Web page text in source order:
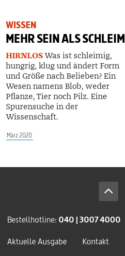
WISSEN
MEHR SEIN ALS SCHLEIM
HIRNLOSWas ist schleimig,
hungrig, klug und ändert Form
und Größe nach Belieben? Ein
Wesen namens Blob, weder
Pflanze, Tier noch Pilz. Eine
Spurensuche in der
Wissenschaft.
März 2020
Bestellhotline: 040 | 3007 4000
Aktuelle Ausgabe
Kontakt